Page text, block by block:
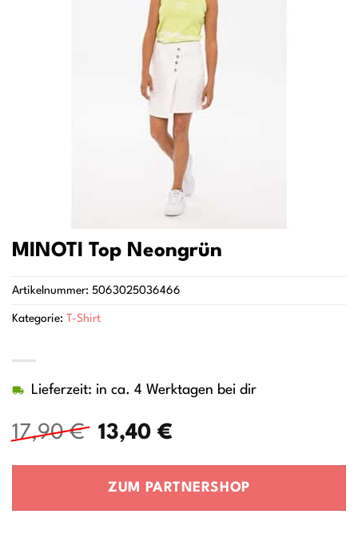
MINOTI Top Neongrün
17,90€
Ursprünglicher
war:
13,40 €Aktueller
ist:
Lieferzeit: in ca. 4 Werktagen bei dir
ZUM PARTNERSHOP
Artikelnummer: 5063025036466
Kategorie: T-Shirt